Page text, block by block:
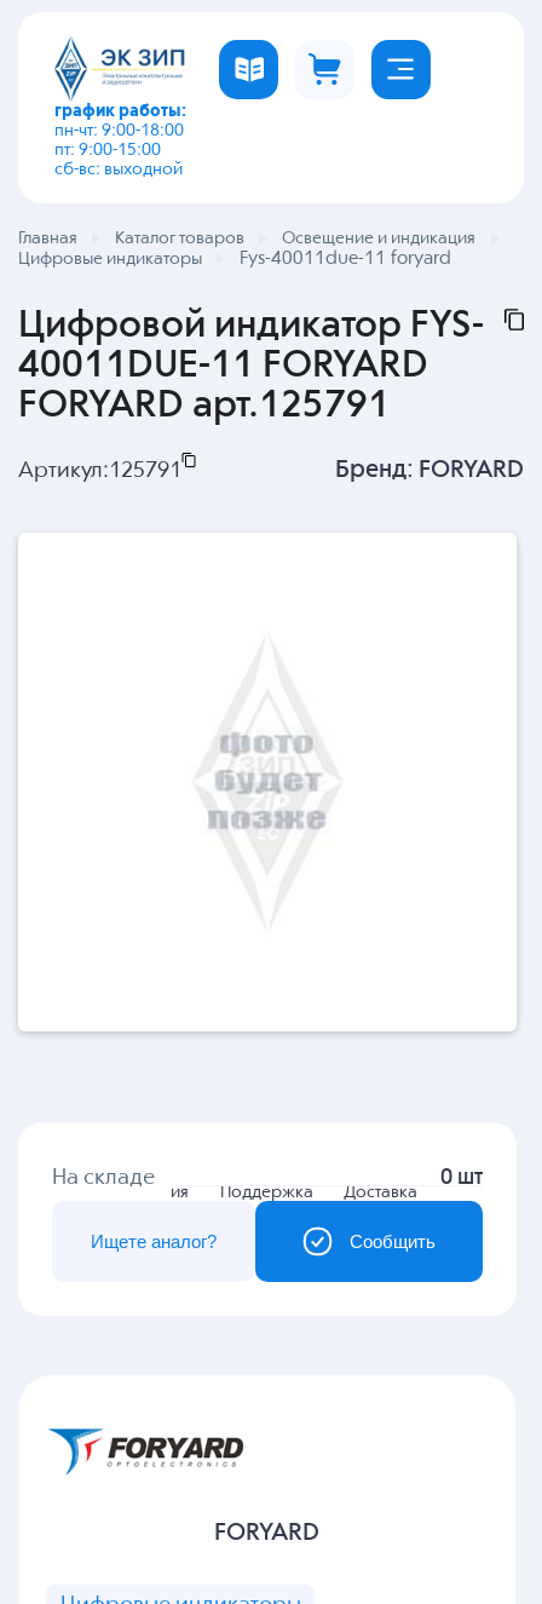
график работы:
пн-чт: 9:00-18:00
пт: 9:00-15:00
сб-вс: выходной
Главная Каталог товаров
Освещение и индикация
Цифровые индикаторы
Fys-40011due-11 foryard
Цифровой индикатор FYS-
40011DUE-11 FORYARD
FORYARD арт.125791
Артикул:125791 Бренд: FORYARD
Гарантия Поддержка Доставка
На складе 0 шт
Сообщить
Ищете аналог?
FORYARD